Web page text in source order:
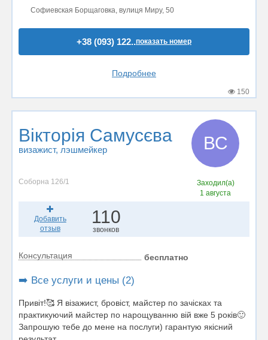
Софиевская Борщаговка, вулиця Миру, 50
+38 (093) 122..показать номер
Подробнее
150
Вікторія Самусєва
визажист, лэшмейкер ВС
Соборна 126/1
Заходил(а)
1 августа
Добавить
отзыв
110
звонков
Консультация бесплатно
➡️ Все услуги и цены (2)
Привіт!🥰 Я візажист, бровіст, майстер по зачісках та
практикуючий майстер по нарощуванню вій вже 5 років🙂
Запрошую тебе до мене на послуги) гарантую якісний